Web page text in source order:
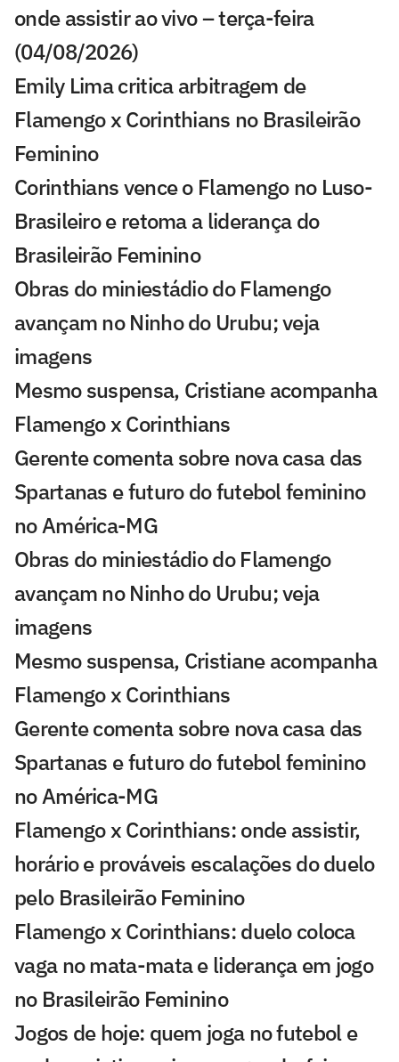
onde assistir ao vivo – terça-feira
(04/08/2026)
Emily Lima critica arbitragem de
Flamengo x Corinthians no Brasileirão
Feminino
Corinthians vence o Flamengo no Luso-
Brasileiro e retoma a liderança do
Brasileirão Feminino
Obras do miniestádio do Flamengo
avançam no Ninho do Urubu; veja
imagens
Mesmo suspensa, Cristiane acompanha
Flamengo x Corinthians
Gerente comenta sobre nova casa das
Spartanas e futuro do futebol feminino
no América-MG
Obras do miniestádio do Flamengo
avançam no Ninho do Urubu; veja
imagens
Mesmo suspensa, Cristiane acompanha
Flamengo x Corinthians
Gerente comenta sobre nova casa das
Spartanas e futuro do futebol feminino
no América-MG
Flamengo x Corinthians: onde assistir,
horário e prováveis escalações do duelo
pelo Brasileirão Feminino
Flamengo x Corinthians: duelo coloca
vaga no mata-mata e liderança em jogo
no Brasileirão Feminino
Jogos de hoje: quem joga no futebol e